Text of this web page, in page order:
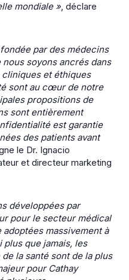
mondiale », déclare
par des médecins
soyons ancrés dans
et éthiques
sont au cœur de notre
propositions de
sontentièrement
est garantie
des patients avant
le Dr. Ignacio
et directeur marketing
développées par
pour le secteur médical
adoptées massivement à
plus que jamais, les
la santé sont de la plus
pour Cathay